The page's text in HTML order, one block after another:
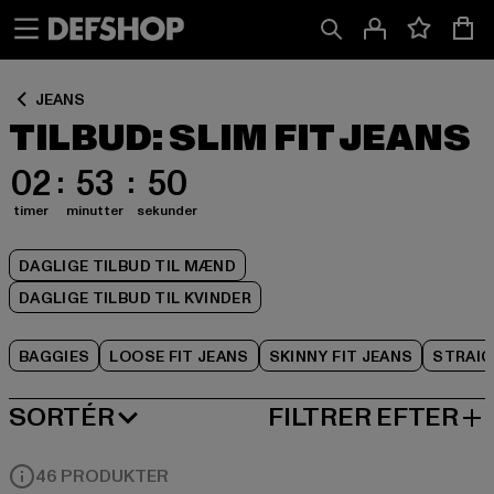
JEANS
TILBUD: SLIM FIT JEANS
02
timer
53
minutter
50
sekunder
DAGLIGE TILBUD TIL MÆND
DAGLIGE TILBUD TIL KVINDER
BAGGIES LOOSE FIT JEANS SKINNY FIT JEANS
SORTÉR
MEST POPULÆRE FILTRER EFTER
46 PRODUKTER